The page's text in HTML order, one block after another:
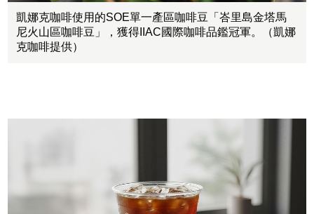
凱娜克咖啡使用的SOE單一產區咖啡豆「峇里島金塔馬
尼火山區咖啡豆」，獲得IIAC國際咖啡品鑑冠軍。（凱娜
克咖啡提供）